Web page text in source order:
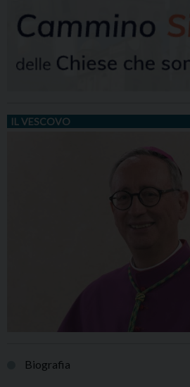
IL VESCOVO
Biografia